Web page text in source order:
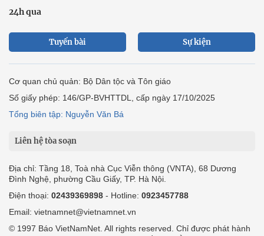
24h qua
Tuyến bài Sự kiện
Cơ quan chủ quản: Bộ Dân tộc và Tôn giáo
Số giấy phép: 146/GP-BVHTTDL, cấp ngày 17/10/2025
Tổng biên tập: Nguyễn Văn Bá
Liên hệ tòa soạn
Địa chỉ: Tầng 18, Toà nhà Cục Viễn thông (VNTA), 68 Dương
Đình Nghệ, phường Cầu Giấy, TP. Hà Nội.
Điện thoại: 02439369898 - Hotline: 0923457788
Email: vietnamnet@vietnamnet.vn
© 1997 Báo VietNamNet. All rights reserved. Chỉ được phát hành